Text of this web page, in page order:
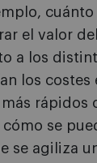
el valor
a los
los costes
rápidos
se
se agiliza